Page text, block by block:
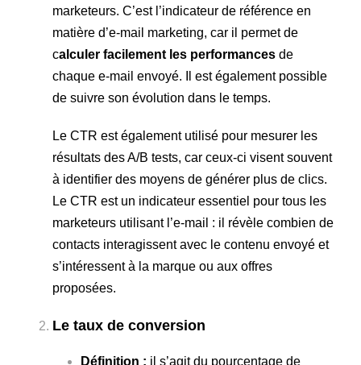
marketeurs. C’est l’indicateur de référence en
matière d’e-mail marketing, car il permet de
calculer facilement les performances de
chaque e-mail envoyé. Il est également possible
de suivre son évolution dans le temps.
Le CTR est également utilisé pour mesurer les
résultats des A/B tests, car ceux-ci visent souvent
à identifier des moyens de générer plus de clics.
Le CTR est un indicateur essentiel pour tous les
marketeurs utilisant l’e-mail : il révèle combien de
contacts interagissent avec le contenu envoyé et
s’intéressent à la marque ou aux offres
proposées.
Le taux de conversion
Définition : il s’agit du pourcentage de